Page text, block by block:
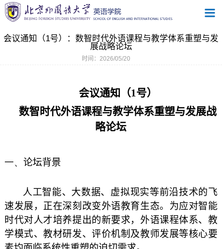
会议通知（1号）：数智时代外语课程与教学体系重塑与发
展战略论坛
时间：2026/05/20
会议通知（1号）
数智时代外语课程与教学体系重塑与发展战
略论坛
一、 论坛背景
人工智能、大数据、虚拟现实等前沿技术的飞
速发展，正在深刻改变外语教育生态。为应对智能
时代对人才培养提出的新要求，外语课程体系、教
学模式、教材研发、评价机制及教师发展等核心要